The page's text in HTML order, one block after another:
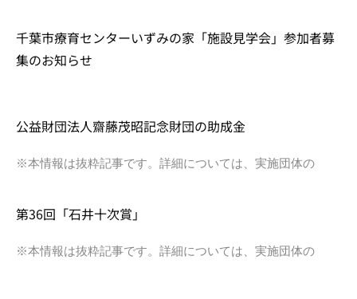
千葉市療育センターいずみの家「施設見学会」参加者募
集のお知らせ
公益財団法人齋藤茂昭記念財団の助成金
※本情報は抜粋記事です。詳細については、実施団体の
第36回「石井十次賞」
※本情報は抜粋記事です。詳細については、実施団体の